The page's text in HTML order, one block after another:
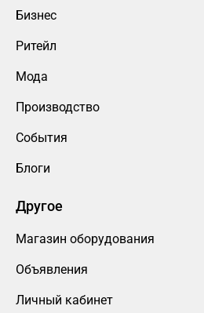
Бизнес
Ритейл
Мода
Производство
События
Блоги
Другое
Магазин оборудования
Объявления
Личный кабинет